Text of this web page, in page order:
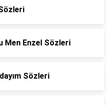
Men Enzel Sözleri
Sözleri